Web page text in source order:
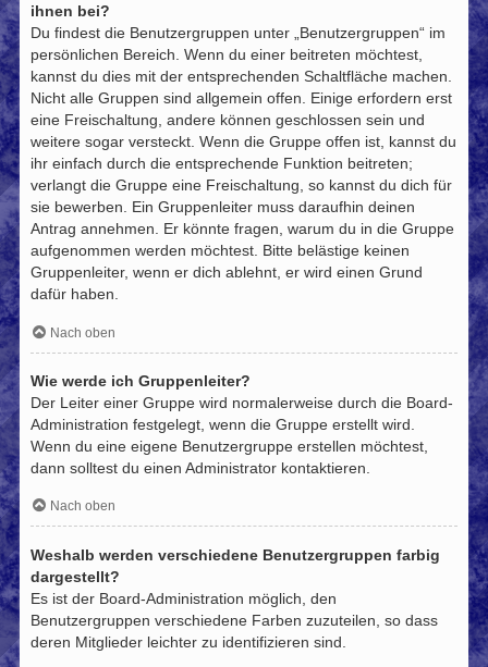
ihnen bei?
Du findest die Benutzergruppen unter „Benutzergruppen“ im
persönlichen Bereich. Wenn du einer beitreten möchtest,
kannst du dies mit der entsprechenden Schaltfläche machen.
Nicht alle Gruppen sind allgemein offen. Einige erfordern erst
eine Freischaltung, andere können geschlossen sein und
weitere sogar versteckt. Wenn die Gruppe offen ist, kannst du
ihr einfach durch die entsprechende Funktion beitreten;
verlangt die Gruppe eine Freischaltung, so kannst du dich für
sie bewerben. Ein Gruppenleiter muss daraufhin deinen
Antrag annehmen. Er könnte fragen, warum du in die Gruppe
aufgenommen werden möchtest. Bitte belästige keinen
Gruppenleiter, wenn er dich ablehnt, er wird einen Grund
dafür haben.
Nach oben
Wie werde ich Gruppenleiter?
Der Leiter einer Gruppe wird normalerweise durch die Board-
Administration festgelegt, wenn die Gruppe erstellt wird.
Wenn du eine eigene Benutzergruppe erstellen möchtest,
dann solltest du einen Administrator kontaktieren.
Nach oben
Weshalb werden verschiedene Benutzergruppen farbig
dargestellt?
Es ist der Board-Administration möglich, den
Benutzergruppen verschiedene Farben zuzuteilen, so dass
deren Mitglieder leichter zu identifizieren sind.